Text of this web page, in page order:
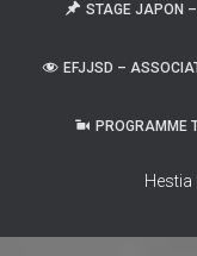
STAGE JAPON
EFJJSD –
PROGRAMME
Hestia